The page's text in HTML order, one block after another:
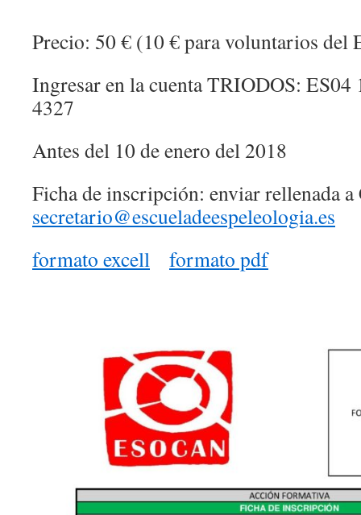
Precio: 50 € (10 € para voluntarios del
Ingresar en la cuenta TRIODOS: ES04
4327
Antes del 10 de enero del 2018
Ficha de inscripción: enviar rellenada a
secretario@escueladeespeleologia.es
formato excell
formato pdf